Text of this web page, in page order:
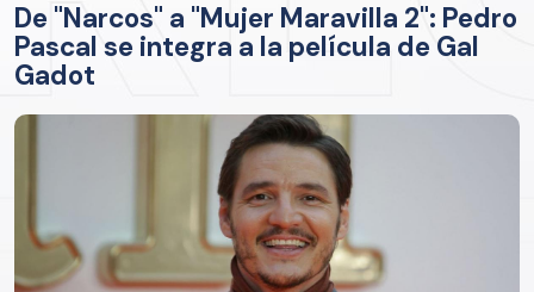
De "Narcos" a "Mujer Maravilla 2": Pedro
Pascal se integra a la película de Gal
Gadot